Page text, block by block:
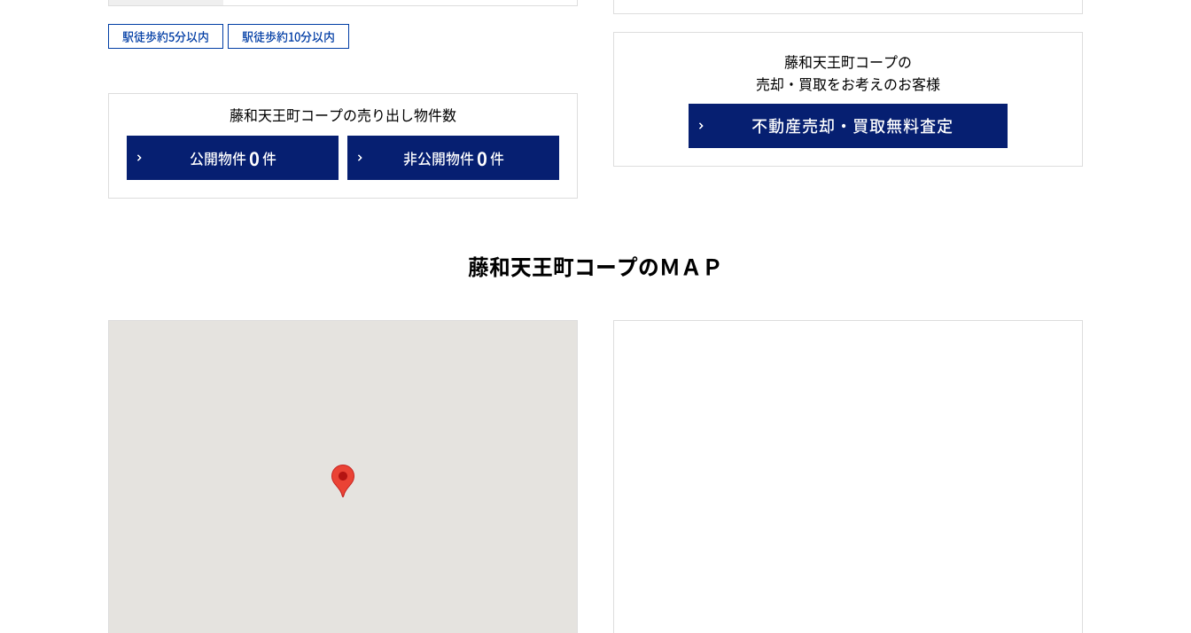
駅徒歩約5分以内 駅徒歩約10分以内
藤和天王町コープの売り出し物件数
公開物件0件 非公開物件0件
藤和天王町コープの
売却・買取をお考えのお客様
不動産売却・買取無料査定
藤和天王町コープのＭＡＰ